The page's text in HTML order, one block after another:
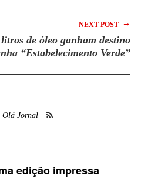
NEXT POST →
de óleo ganham destino
“Estabelecimento Verde”
Olá Jornal
edição impressa